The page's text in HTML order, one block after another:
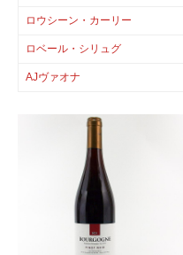
ロウシーン・カーリー
ロベール・シリュグ
AJヴァオナ